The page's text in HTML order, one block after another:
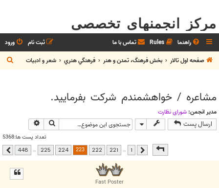
مرکز انجمنهای تخصصی
راهنما Rules تماس با ما ورود
ثبت نام
صفحه اول تالار
بخش فرهنگ، تمدن و هنر فرهنگي هنري شعر و ادبيات
ج
س
مشاعره / خواهشمندم شرکت بفرماييد.
مدیر انجمن: شوراي نظارت
ارسال پست جستجو
تعداد پست ها:5368
448 قبلی …
221
222
223
224
225
…
448 بعدی
Fast Poster